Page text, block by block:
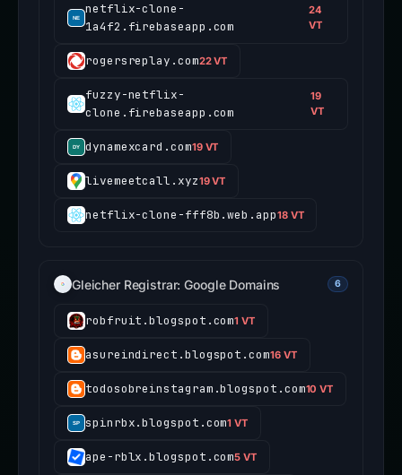
netflix-clone-
1a4f2.firebaseapp.com
24
VT
rogersreplay.com22 VT
fuzzy-netflix-
clone.firebaseapp.com
19
VT
dynamexcard.com19 VT
livemeetcall.xyz19 VT
netflix-clone-fff8b.web.app18 VT
Gleicher Registrar: Google Domains 6
robfruit.blogspot.com1 VT
asureindirect.blogspot.com16 VT
todosobreinstagram.blogspot.com10 VT
spinrbx.blogspot.com1 VT
ape-rblx.blogspot.com5 VT